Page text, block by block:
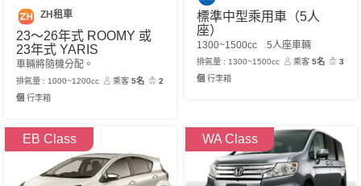
ZH租車
23～26年式 ROOMY 或
23年式 YARIS
車輛將隨機分配。
排氣量 : 1000~1200cc 乘客5名
2
個 行李箱
標準中型乘用車（5人
座）
1300~1500cc 5人座車輛
排氣量 : 1300~1500cc 乘客5名
3
個 行李箱
EB Class WA Class